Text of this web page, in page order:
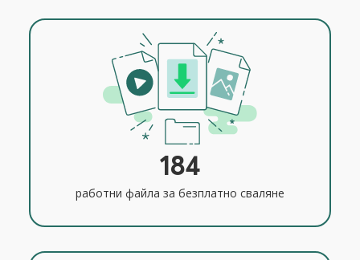
184
работни файла за безплатно сваляне